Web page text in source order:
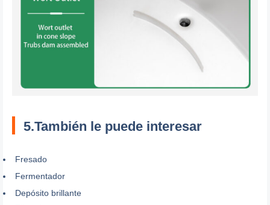
5.También le puede interesar
Fresado
Fermentador
Depósito brillante